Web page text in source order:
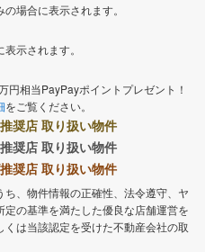
場合に表示されます。
示されます。
円相当PayPayポイントプレゼント！
をご覧ください。
奨店 取り扱い物件
奨店 取り扱い物件
奨店 取り扱い物件
、物件情報の正確性、法令遵守、ヤ
の基準を満たした優良な店舗運営を
は当該認定を受けた不動産会社の取